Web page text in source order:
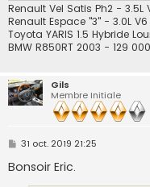
Renault Vel Satis Ph2 -
Renault Espace "3" - 3.0L
Toyota YARIS 1.5 Hybride
BMW R850RT 2003 - 129
Gils
Membre Initiale
M
s
s
31 oct. 2019 21:25
Bonsoir Eric.